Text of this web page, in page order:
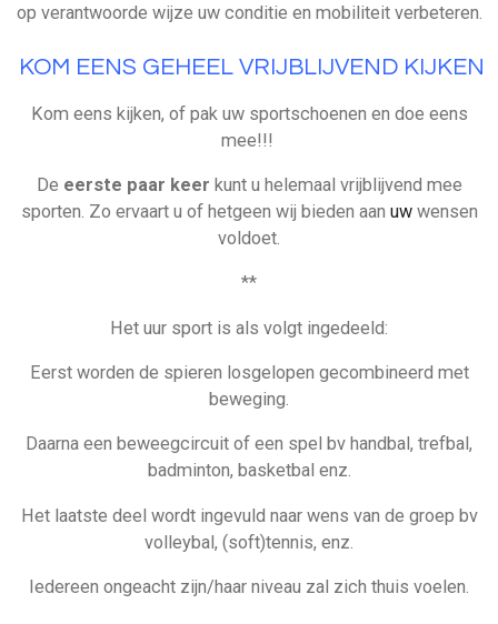
op verantwoorde wijze uw conditie en mobiliteit verbeteren.
KOM EENS GEHEEL VRIJBLIJVEND KIJKEN
Kom eens kijken, of pak uw sportschoenen en doe eens
mee!!!
De eerste paar keer kunt u helemaal vrijblijvend mee
sporten. Zo ervaart u of hetgeen wij bieden aan uwwensen
voldoet.
**
Het uur sport is als volgt ingedeeld:
Eerst worden de spieren losgelopen gecombineerd met
beweging.
Daarna een beweegcircuit of een spel bv handbal, trefbal,
badminton, basketbal enz.
Het laatste deel wordt ingevuld naar wens van de groep bv
volleybal, (soft)tennis, enz.
Iedereen ongeacht zijn/haar niveau zal zich thuis voelen.